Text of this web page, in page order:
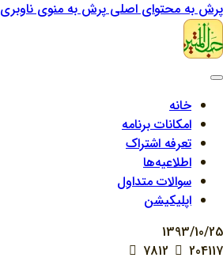
پرش به محتوای اصلیپرش به منوی ناوبری
خانه
امکانات برنامه
تعرفه اشتراک
اطلاعیه‌ها
سوالات متداول
اپلیکیشن
1393/10/25
204117